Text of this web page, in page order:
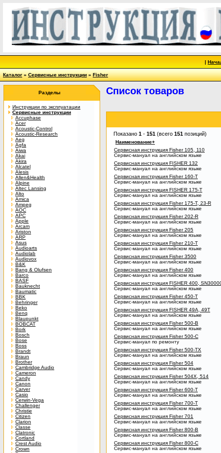
|
Каталог»Сервисные инструкции»Fisher
Разделы
Инструкции по эксплуатации
Сервисные инструкции
Accuphase
Acer
Acoustic-Control
Acoustic-Research
Aeg
Agfa
Aiwa
Akai
Akira
Alcatel
Alesis
Allen&Health
Alpine
Altec Lansing
Alto
Amica
Ampeg
AOC
APC
Apple
Arcam
Ariston
ARP
Asus
Audioarts
Audiolab
Audiovox
B&K
Bang & Olufsen
Barco
BASF
Bauknecht
Baumatic
BBK
Behringer
Beko
Benq
Blaupunkt
BOBCAT
Bork
Bosch
Bose
Boss
Brandt
Braun
Brother
Cambridge Audio
Cameron
Candy
Canon
Carver
Casio
Cerwin-Vega
Challenger
Christie
Citizen
Clarion
Classe
Clatronic
Cortland
Crest Audio
Crown
Список товаров
Показано 1 - 151 (всего 151 позиций)
Наименование+
Сервисная инструкция Fisher 105, 110
Сервис-мануал на английском языке
Сервисная инструкция FISHER 132
Сервис-мануал на английском языке
Сервисная инструкция Fisher 160-T
Сервис-мануал на английском языке
Сервисная инструкция FISHER 175-T
Сервис-мануал на английском языке
Сервисная инструкция Fisher 175-T, 23-R
Сервис-мануал на английском языке
Сервисная инструкция Fisher 202-R
Сервис-мануал на английском языке
Сервисная инструкция Fisher 205
Сервис-мануал на английском языке
Сервисная инструкция Fisher 210-T
Сервис-мануал на английском языке
Сервисная инструкция Fisher 3500
Сервис-мануал на английском языке
Сервисная инструкция Fisher 400
Сервис-мануал на английском языке
Сервисная инструкция FISHER 400,
Сервис-мануал на английском языке
Сервисная инструкция Fisher 450-T
Сервис-мануал на английском языке
Сервисная инструкция FISHER 49A, 49T
Сервис-мануал на английском языке
Сервисная инструкция Fisher 500-B
Сервис-мануал на английском языке
Сервисная инструкция Fisher 500-C
Сервис-мануал по ремонту
Сервисная инструкция Fisher 500-TX
Сервис-мануал на английском языке
Сервисная инструкция Fisher 504
Сервис-мануал на английском языке
Сервисная инструкция Fisher 504X, 514
Сервис-мануал на английском языке
Сервисная инструкция Fisher 600-T
Сервис-мануал на английском языке
Сервисная инструкция Fisher 700-T
Сервис-мануал на английском языке
Сервисная инструкция Fisher 701
Сервис-мануал на английском языке
Сервисная инструкция Fisher 800-B
Сервис-мануал на английском языке
Сервисная инструкция Fisher 800-C
Сервис-мануал на английском языке